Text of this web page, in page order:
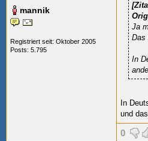
mannik
Registriert seit: Oktober 2005
Posts: 5.795
Ja
Das
In
In
und
0